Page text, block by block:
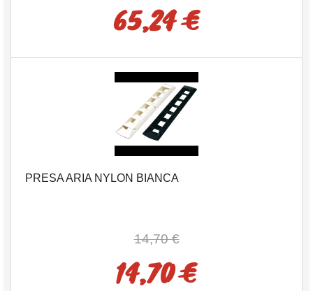
65,24 €
PRESA ARIA NYLON BIANCA
14,70 €
14,70 €